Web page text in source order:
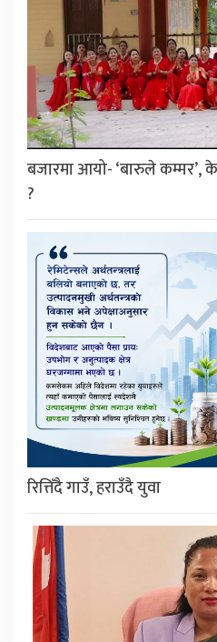
बजारमा आयो- ‘बारुले
?
रित्तिँदै गाउँ, हराउँदै युवा